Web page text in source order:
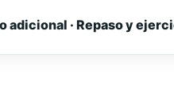
adicional · Repaso y